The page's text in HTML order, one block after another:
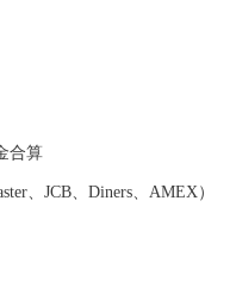
願い申し上げます。
合算
、JCB、Diners、AMEX）